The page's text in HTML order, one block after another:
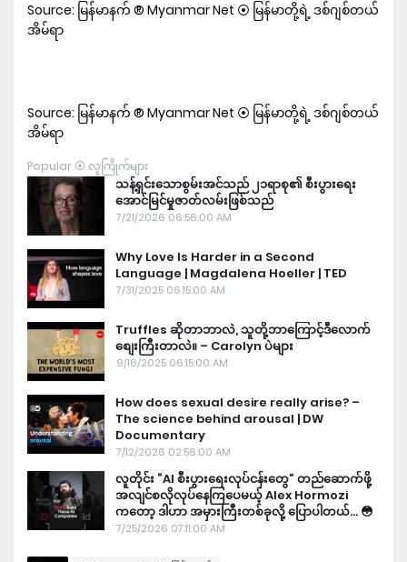
Source: မြန်မာနက် ® Myanmar Net ⦿ မြန်မာတို့ရဲ့ ဒစ်ဂျစ်တယ်
အိမ်ရာ
Source: မြန်မာနက် ® Myanmar Net ⦿ မြန်မာတို့ရဲ့ ဒစ်ဂျစ်တယ်
အိမ်ရာ
Popular ⦿ လူကြိုက်များ
သန့်ရှင်းသောစွမ်းအင်သည် ၂၁ရာစု၏ စီးပွားရေး
အောင်မြင်မှုဇာတ်လမ်းဖြစ်သည်
7/21/2026 06:56:00 AM
Why Love Is Harder in a Second
Language | Magdalena Hoeller | TED
7/31/2025 06:15:00 AM
Truffles ဆိုတာဘာလဲ, သူတို့ဘာကြောင့်ဒီလောက်
စျေးကြီးတာလဲ။ – Carolyn ပဲများ
9/16/2025 06:15:00 AM
How does sexual desire really arise? –
The science behind arousal | DW
Documentary
7/12/2026 02:56:00 AM
လူတိုင်း “AI စီးပွားရေးလုပ်ငန်းတွေ” တည်ဆောက်ဖို့
အလျင်စလိုလုပ်နေကြပေမယ့် Alex Hormozi
ကတော့ ဒါဟာ အမှားကြီးတစ်ခုလို့ ပြောပါတယ်… 😳
7/25/2026 07:11:00 AM